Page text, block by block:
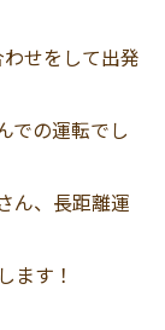
せをして出発
での運転でし
ん、長距離運
ます！